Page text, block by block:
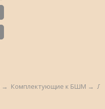
→ Комплектующие к БШМ →